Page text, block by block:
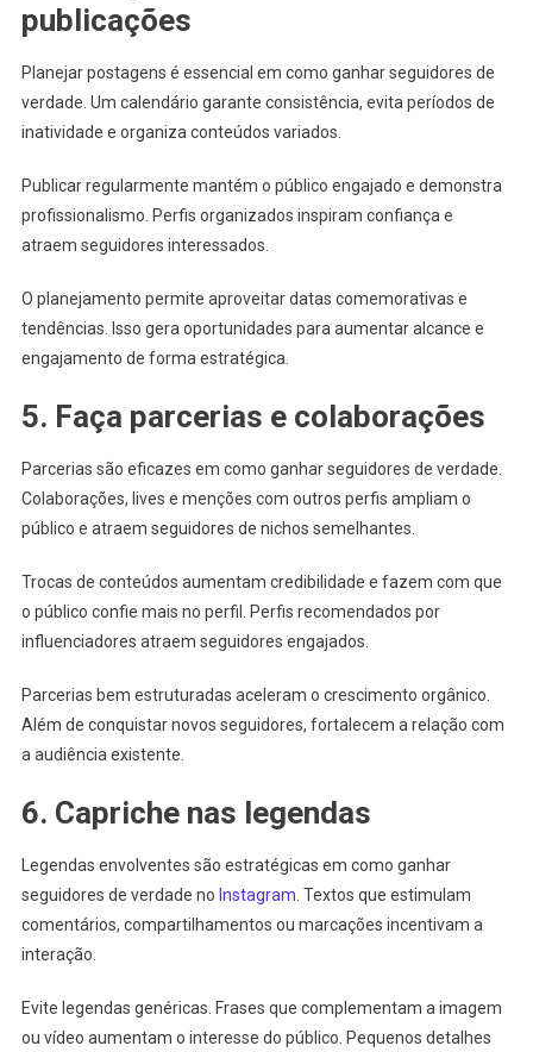
publicações
Planejar postagens é essencial em como ganhar seguidores de
verdade. Um calendário garante consistência, evita períodos de
inatividade e organiza conteúdos variados.
Publicar regularmente mantém o público engajado e demonstra
profissionalismo. Perfis organizados inspiram confiança e
atraem seguidores interessados.
O planejamento permite aproveitar datas comemorativas e
tendências. Isso gera oportunidades para aumentar alcance e
engajamento de forma estratégica.
5. Faça parcerias e colaborações
Parcerias são eficazes em como ganhar seguidores de verdade.
Colaborações, lives e menções com outros perfis ampliam o
público e atraem seguidores de nichos semelhantes.
Trocas de conteúdos aumentam credibilidade e fazem com que
o público confie mais no perfil. Perfis recomendados por
influenciadores atraem seguidores engajados.
Parcerias bem estruturadas aceleram o crescimento orgânico.
Além de conquistar novos seguidores, fortalecem a relação com
a audiência existente.
6. Capriche nas legendas
Legendas envolventes são estratégicas em como ganhar
seguidores de verdade no Instagram . Textos que estimulam
comentários, compartilhamentos ou marcações incentivam a
interação.
Evite legendas genéricas. Frases que complementam a imagem
ou vídeo aumentam o interesse do público. Pequenos detalhes